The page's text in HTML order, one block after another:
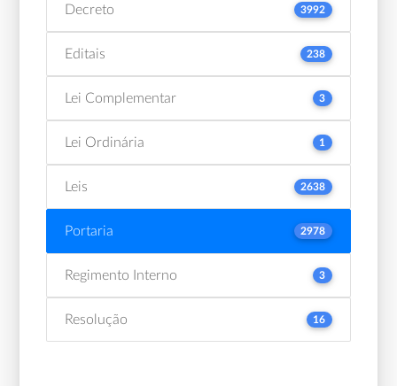
Decreto 3992
Editais 238
Lei Complementar 3
Lei Ordinária 1
Leis 2638
Portaria 2978
Regimento Interno 3
Resolução 16